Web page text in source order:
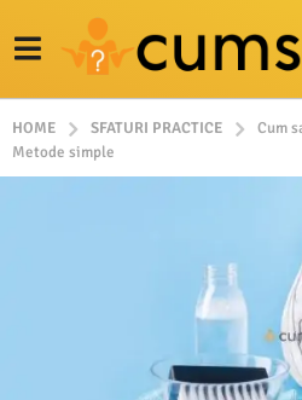
HOME SFATURI PRACTICE
Cum
Metode simple